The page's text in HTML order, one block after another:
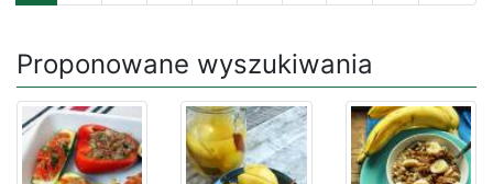
Proponowane wyszukiwania